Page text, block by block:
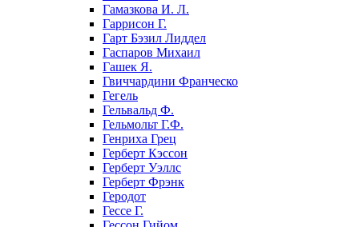
Гамазкова И. Л.
Гаррисон Г.
Гарт Бэзил Лиддел
Гаспаров Михаил
Гашек Я.
Гвиччардини Франческо
Гегель
Гельвальд Ф.
Гельмольт Г.Ф.
Генриха Грец
Герберт Кэссон
Герберт Уэллс
Герберт Фрэнк
Геродот
Гессе Г.